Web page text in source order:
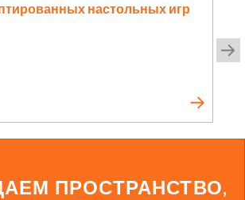
настольных игр
ПРОСТРАНСТВО,